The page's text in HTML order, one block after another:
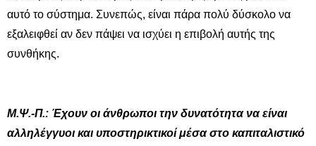
αυτό το σύστημα. Συνεπώς, είναι πάρα πολύ δύσκολο να
εξαλειφθεί αν δεν πάψει να ισχύει η επιβολή αυτής της
συνθήκης.
Μ.Ψ.-Π.: Έχουν οι άνθρωποι την δυνατότητα να είναι
αλληλέγγυοι και υποστηρικτικοί μέσα στο καπιταλιστικό